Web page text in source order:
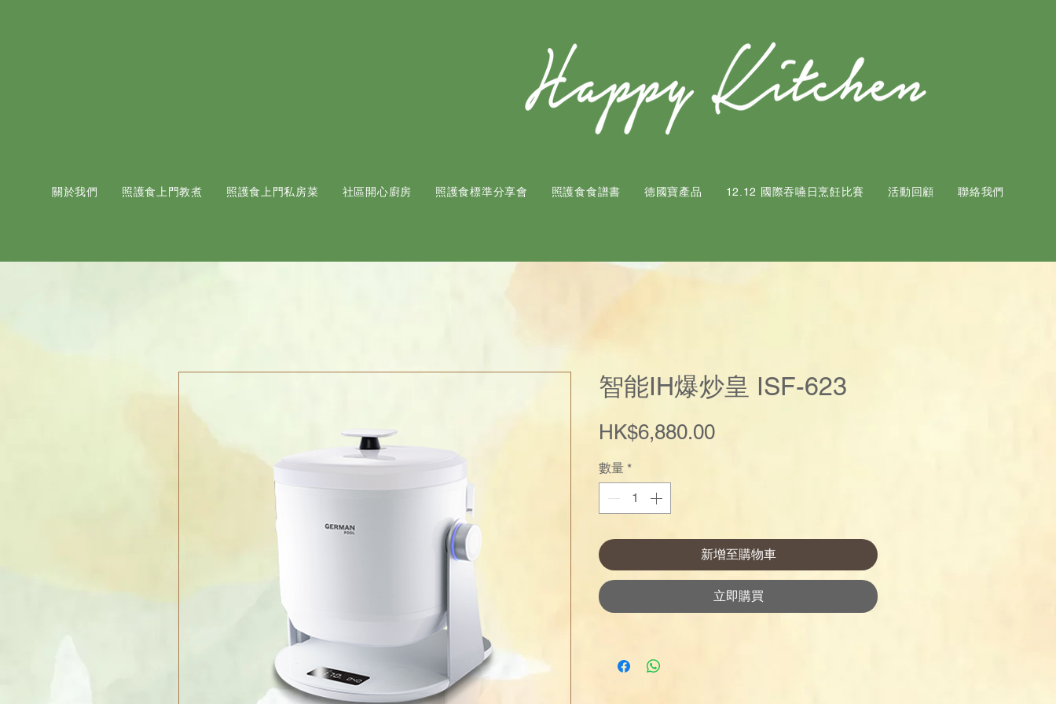
關於我們 照護食上門教煮 照護食上門私房菜 社區開心廚房 照護食標準分享會 照護食食譜書 ​德國寶產品 12.12 國際吞嚥日烹飪比賽 活動回顧 聯絡我們
智能IH爆炒皇 ISF-623
HK$6,880.00價
數量 *
新增至購物車
立即購買